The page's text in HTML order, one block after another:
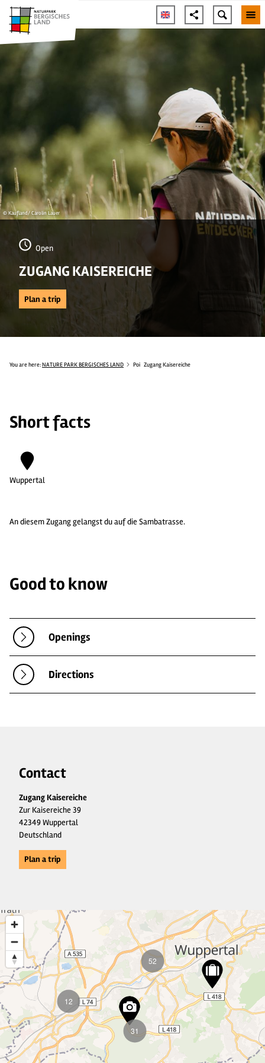
© Kaufland/ Carolin Lauer
Open
ZUGANG KAISEREICHE
Plan a trip
You are here: NATURE PARK BERGISCHES LAND Poi Zugang Kaisereiche
Short facts
Wuppertal
An diesem Zugang gelangst du auf die Sambatrasse.
Good to know
Openings
Directions
Contact
Zugang Kaisereiche
Zur Kaisereiche 39
42349 Wuppertal
Deutschland
Plan a trip
31
52
12